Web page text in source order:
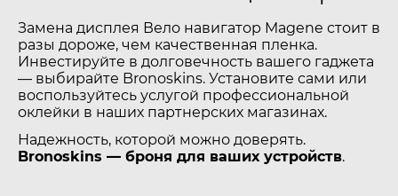
Замена дисплея Вело навигатор Magene стоит в
разы дороже, чем качественная пленка.
Инвестируйте в долговечность вашего гаджета
— выбирайте Bronoskins. Установите сами или
воспользуйтесь услугой профессиональной
оклейки в наших партнерских магазинах.
Надежность, которой можно доверять.
Bronoskins — броня для ваших устройств.